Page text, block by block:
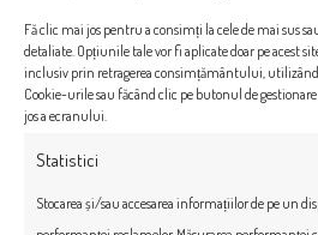
Fă clic mai jos pentru a consimți la cele de mai sus
detaliate. Opțiunile tale vor fi aplicate doar pe acest
inclusiv prin retragerea consimțământului,
Cookie-urile sau făcând clic pe butonul de
jos a ecranului.
Statistici
Stocarea și/sau accesarea informațiilor de pe un
Supraveghere